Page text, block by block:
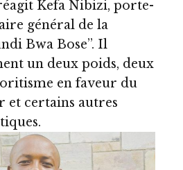
Kefa Nibizi, porte-
général de la
Bwa Bose’’. Il
un deux poids, deux
en faveur du
et certains autres